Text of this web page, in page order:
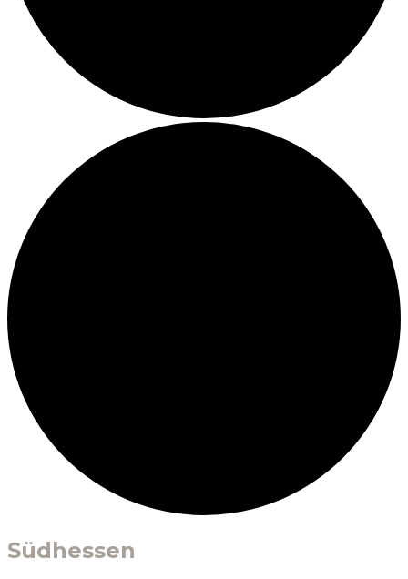
Südhessen